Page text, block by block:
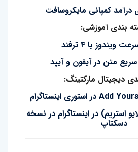
بندی آموزشی:
ویندوز با ۴ ترفند
متن در آیفون و آیپد
دیجیتال مارکتینگ:
استریم) در اینستاگرام در نسخه
دسکتاپ